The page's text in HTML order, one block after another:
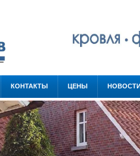
КОНТАКТЫ ЦЕНЫ